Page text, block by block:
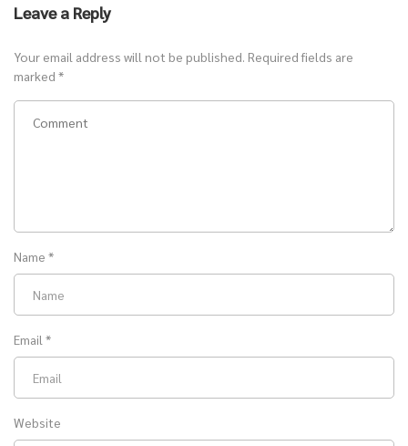
Leave a Reply
Your email address will not be published. Required fields are
marked *
Name *
Email *
Website